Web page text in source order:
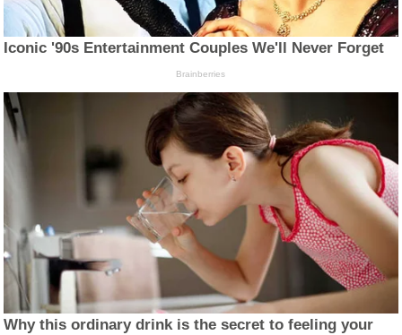
Iconic '90s Entertainment Couples We'll Never Forget
Brainberries
Why this ordinary drink is the secret to feeling your